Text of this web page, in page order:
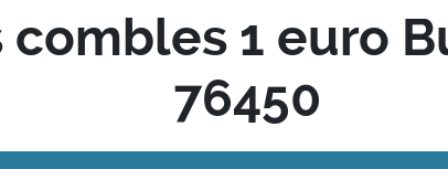
1 euro
76450